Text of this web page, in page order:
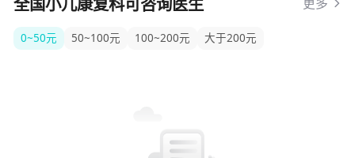
0~50元 50~100元 100~200元 大于200元